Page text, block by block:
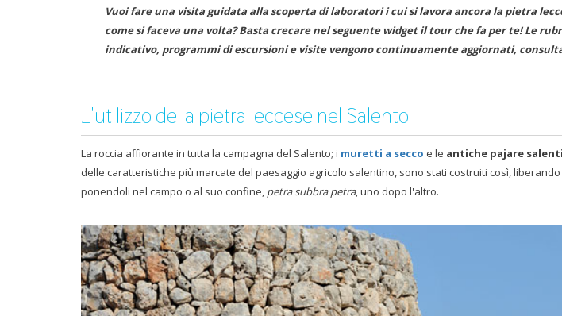
Vuoi fare una visita guidata alla scoperta di laboratori i cui si lavora ancora la pietra
come si faceva una volta? Basta crecare nel seguente widget il tour che fa per te! Le
indicativo, programmi di escursioni e visite vengono continuamente aggiornati,
L'utilizzo della pietra leccese nel Salento
La roccia affiorante in tutta la campagna del Salento; i muretti a secco e le antiche pajare
delle caratteristiche più marcate del paesaggio agricolo salentino, sono stati costruiti così,
ponendoli nel campo o al suo confine, petra subbra petra, uno dopo l'altro.